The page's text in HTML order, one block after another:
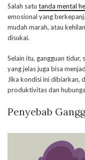
Salah satu tanda mental
emosional yang
mudah marah, atau
disukai.
Selain itu, gangguan tidur,
yang jelas juga bisa
Jika kondisi ini dibiarkan,
produktivitas dan
Penyebab